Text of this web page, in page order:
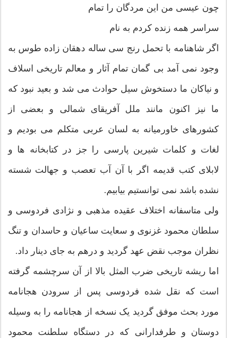
چون عیسی من این مردگان را تمام
سراسر همه زنده کردم به نام
اگر شاهنامه با تحمل رنج سی ساله دهقان زاده طوس به
وجود نمی آمد بی گمان تمام آثار و معالم تاریخی اسلاف
و نیاکان ما دستخوش سیل حوادث می شد و بعید نبود که
ما نیز اکنون مانند ملل آفریقای شمالی و بعضی از
کشورهای خاورمیانه به لسان عربی متکلم می بودیم و
لغات و کلمات شیرین پارسی را جز در کتابخانه ها و
لابلای کتب قدیمه اگر با آن آب تعصب و جهالت شسته
نشده باشد نمی توانستیم بیابیم.
ولی متاسفانه اختلاف عقیده مذهبی و نژادی فردوسی و
سلطان محمود غزنوی و سعایت ساعیان و حاسدان و تنگ
نظران موجب نقض عهد گردید و درهم به جای دینار داد.
اما ریشه تاریخی ضرب المثل بالا از آن سرچشمه گرفته
است که نقل شده فردوسی پس از سرودن هجانامه
مورد بحث موفق گردید یک نسخه از هجانامه را به وسیله
دوستان و طرفدارانی که در دستگاه سلطنت محمود